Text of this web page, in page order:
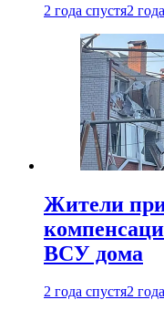
2 года спустя2
Жители
ВСУ дома
2 года спустя2